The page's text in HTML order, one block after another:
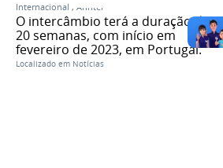
Internacional , Arinter
O intercâmbio terá a duração de
20 semanas, com início em
fevereiro de 2023, em Portugal.
Localizado em Notícias